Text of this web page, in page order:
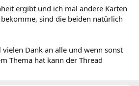
ergibt und ich mal andere Karten
sind die beiden natürlich
Dank an alle und wenn sonst
Thema hat kann der Thread